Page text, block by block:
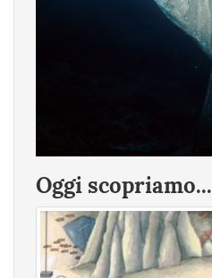
Oggi scopriamo...